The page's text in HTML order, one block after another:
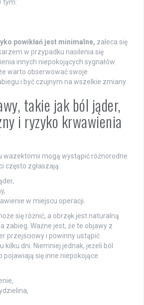
tym:
powikłań jest minimalne, zaleca się
w przypadku nasilenia się
innych niepokojących sygnałów.
warto obserwować swoje
i być czujnym na wszelkie zmiany.
takie jak ból jąder,
i ryzyko krwawienia
wazektomii mogą wystąpić różnorodne
często zgłaszają:
w miejscu operacji.
się różnić, a obrzęk jest naturalną
zabieg. Ważne jest, że te objawy z
przejściowy i powinny ustąpić
kilku dni. Niemniej jednak, jeżeli ból
pojawiają się inne niepokojące